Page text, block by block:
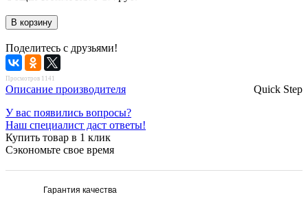
Поделитесь с друзьями!
Просмотров 1141
Quick Step
Описание производителя
У вас появились вопросы?
Наш специалист даст ответы!
Купить товар в 1 клик
Сэкономьте свое время
Гарантия качества